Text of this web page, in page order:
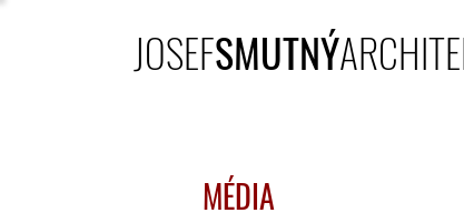
JOSEFSMUTNÝ
MÉDIA